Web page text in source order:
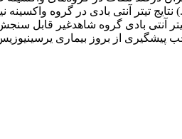
آنتی بادی گروه شاهدغیر قابل
پیشگیری از بروز بیماری